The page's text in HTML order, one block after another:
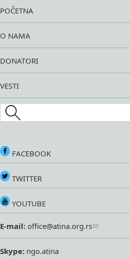
POČETNA
O NAMA
DONATORI
VESTI
Search this site
FACEBOOK
TWITTER
YOUTUBE
E-mail: office@atina.org.rs
Skype: ngo.atina